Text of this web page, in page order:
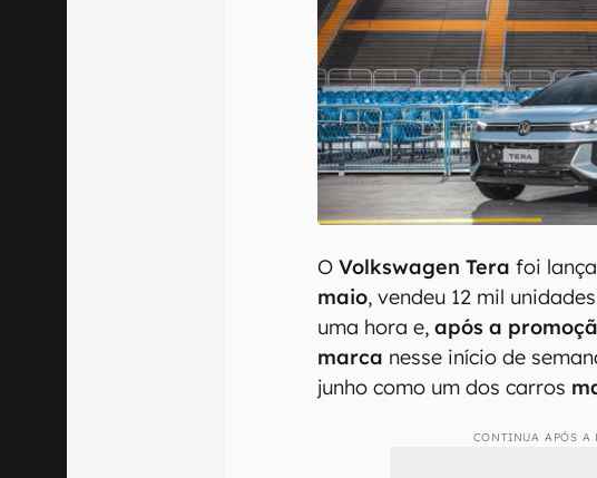
Confirmo que li, aceito e
OVolkswagen Tera foi
maio, vendeu 12 mil
uma hora e,após a
marca nesse início de
junho como um dos carros
CONTINUA APÓS A